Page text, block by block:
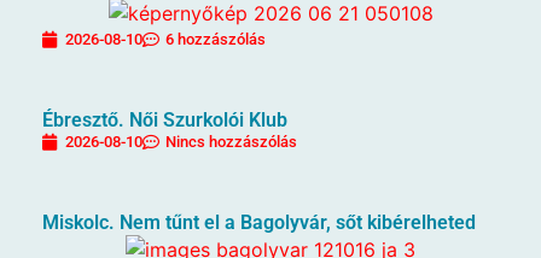
2026-08-10 6 hozzászólás
Ébresztő. Női Szurkolói Klub
2026-08-10 Nincs hozzászólás
Miskolc. Nem tűnt el a Bagolyvár, sőt kibérelheted